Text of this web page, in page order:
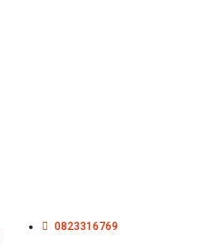
0823316769